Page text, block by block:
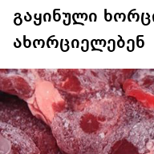
გაყინული
ახორციელებენ